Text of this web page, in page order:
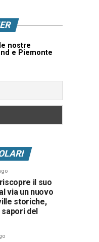
nostre
e Piemonte
il suo
via un nuovo
storiche,
del